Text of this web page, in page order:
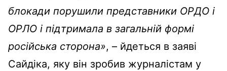
блокади порушили представники ОРДО і
ОРЛО і підтримала в загальній формі
російська сторона», – йдеться в заяві
Сайдіка, яку він зробив журналістам у